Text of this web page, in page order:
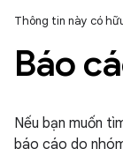
Thông tin này có
Báo
Nếu bạn muốn
báo cáo do